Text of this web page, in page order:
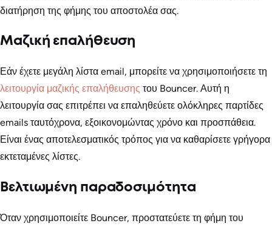
διατήρηση της φήμης του αποστολέα σας.
Μαζική επαλήθευση
Εάν έχετε μεγάλη λίστα email, μπορείτε να χρησιμοποιήσετε τη
λειτουργία μαζικής επαλήθευσης του Bouncer. Αυτή η
λειτουργία σας επιτρέπει να επαληθεύετε ολόκληρες παρτίδες
emails ταυτόχρονα, εξοικονομώντας χρόνο και προσπάθεια.
Είναι ένας αποτελεσματικός τρόπος για να καθαρίσετε γρήγορα
εκτεταμένες λίστες.
Βελτιωμένη παραδοσιμότητα
Όταν χρησιμοποιείτε Bouncer, προστατεύετε τη φήμη του